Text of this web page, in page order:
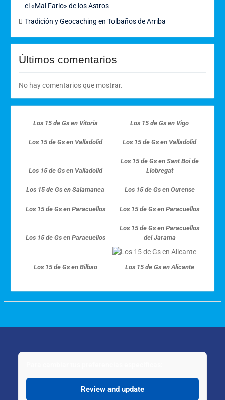
el «Mal Fario» de los Astros
Tradición y Geocaching en Tolbaños de Arriba
Últimos comentarios
No hay comentarios que mostrar.
Los 15 de Gs en Vitoria Los 15 de Gs en Vigo
Los 15 de Gs en Valladolid Los 15 de Gs en Valladolid
Los 15 de Gs en Valladolid
Los 15 de Gs en Sant Boi de
Llobregat
Los 15 de Gs en Salamanca Los 15 de Gs en Ourense
Los 15 de Gs en Paracuellos Los 15 de Gs en Paracuellos
Los 15 de Gs en Paracuellos
Los 15 de Gs en Paracuellos
del Jarama
Los 15 de Gs en Bilbao Los 15 de Gs en Alicante
Review and update